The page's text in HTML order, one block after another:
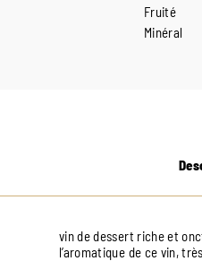
Fruité
Minéral
vin de dessert riche et
l’aromatique de ce vin,